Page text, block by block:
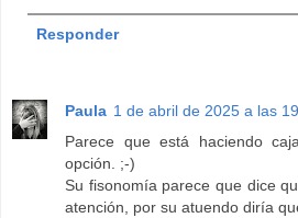
Responder
Paula 1 de abril de 2025 a las
Parece que está haciendo
opción. ;-)
Su fisonomía parece que dice
atención, por su atuendo diría